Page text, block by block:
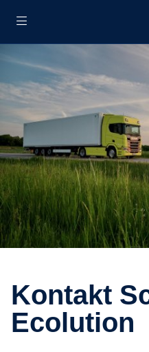
Kontakt Scania
Ecolu­tion